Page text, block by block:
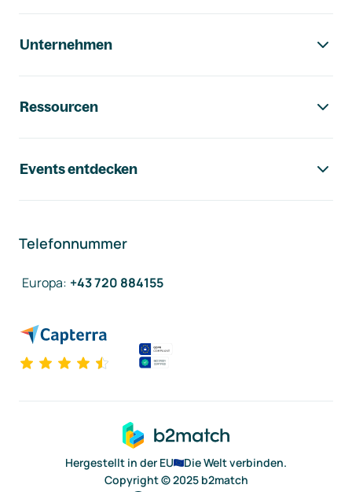
Unternehmen
Ressourcen
Events entdecken
Telefonnummer
Europa: +43 720 884155
Hergestellt in der EU
Die Welt verbinden.
Copyright © 2025 b2match